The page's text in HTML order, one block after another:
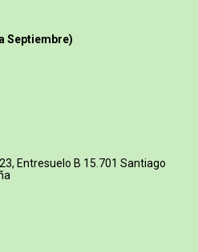
Septiembre)
Entresuelo B 15.701 Santiago